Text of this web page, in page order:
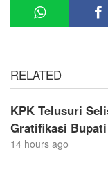
RELATED
KPK Telusuri
Gratifikasi
14 hours ago